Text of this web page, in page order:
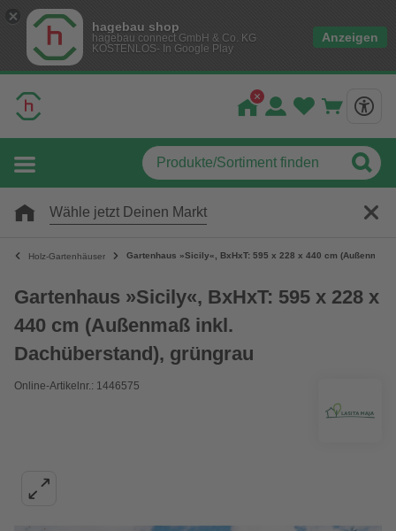
hagebau shop
hagebau connect GmbH & Co. KG
KOSTENLOS- In Google Play
Anzeigen
Wähle jetzt Deinen Markt
Holz-Gartenhäuser Gartenhaus »Sicily«, BxHxT: 595 x 228 x 440 cm (Außenmaß
Gartenhaus »Sicily«, BxHxT: 595 x 228 x
440 cm (Außenmaß inkl.
Dachüberstand), grüngrau
Online-Artikelnr.: 1446575